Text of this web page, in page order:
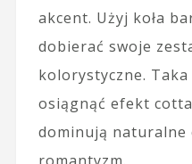
akcent. Użyj koła
dobierać swoje
kolorystyczne.
osiągnąć efekt
dominują naturalne